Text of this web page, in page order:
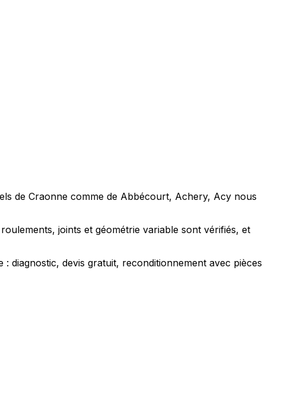
de Craonne comme de Abbécourt, Achery, Acy nous
joints et géométrie variable sont vérifiés, et
diagnostic, devis gratuit, reconditionnement avec pièces